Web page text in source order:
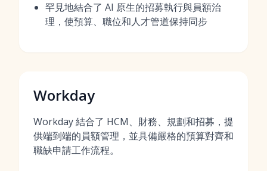
罕見地結合了 AI 原生的招募執行與員額治
理，使預算、職位和人才管道保持同步
Workday
Workday 結合了 HCM、財務、規劃和招募，提
供端到端的員額管理，並具備嚴格的預算對齊和
職缺申請工作流程。